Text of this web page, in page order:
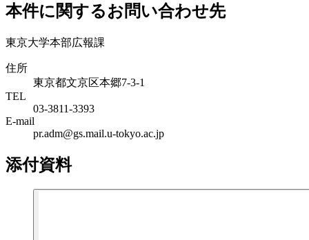
本件に関するお問い合わせ先
東京大学本部広報課
住所
東京都文京区本郷7-3-1
TEL
03-3811-3393
E-mail
pr.adm@gs.mail.u-tokyo.ac.jp
添付資料